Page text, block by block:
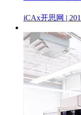
iCAx开思网 |